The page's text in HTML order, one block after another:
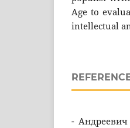
Age to
intellectual
- Андреевич